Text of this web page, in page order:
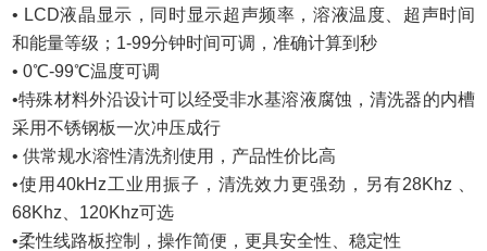
• LCD液晶显示，同时显示超声频率，溶液温度、超声时间
和能量等级；1-99分钟时间可调，准确计算到秒
• 0℃-99℃温度可调
•特殊材料外沿设计可以经受非水基溶液腐蚀，清洗器的内槽
采用不锈钢板一次冲压成行
• 供常规水溶性清洗剂使用，产品性价比高
•使用40kHz工业用振子，清洗效力更强劲，另有28Khz 、
68Khz、120Khz可选
•柔性线路板控制，操作简便，更具安全性、稳定性